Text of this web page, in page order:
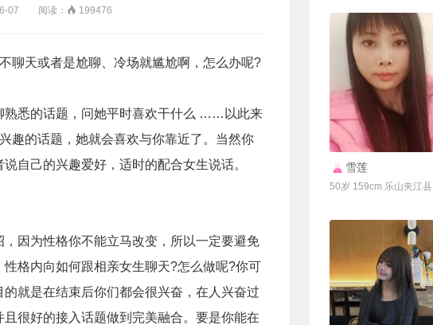
07 阅读：  199476
聊天或者是尬聊、冷场就尴尬啊，怎么办呢?
悉的话题，问她平时喜欢干什么 …… 以此来
趣的话题，她就会喜欢与你靠近了。当然你
自己的兴趣爱好，适时的配合女生说话。
因为性格你不能立马改变，所以一定要避免
格内向如何跟相亲女生聊天?怎么做呢?你可
就是在结束后你们都会很兴奋，在人兴奋过
很好的接入话题做到完美融合。要是你能在
雪莲
50岁 159cm 乐山夹江县